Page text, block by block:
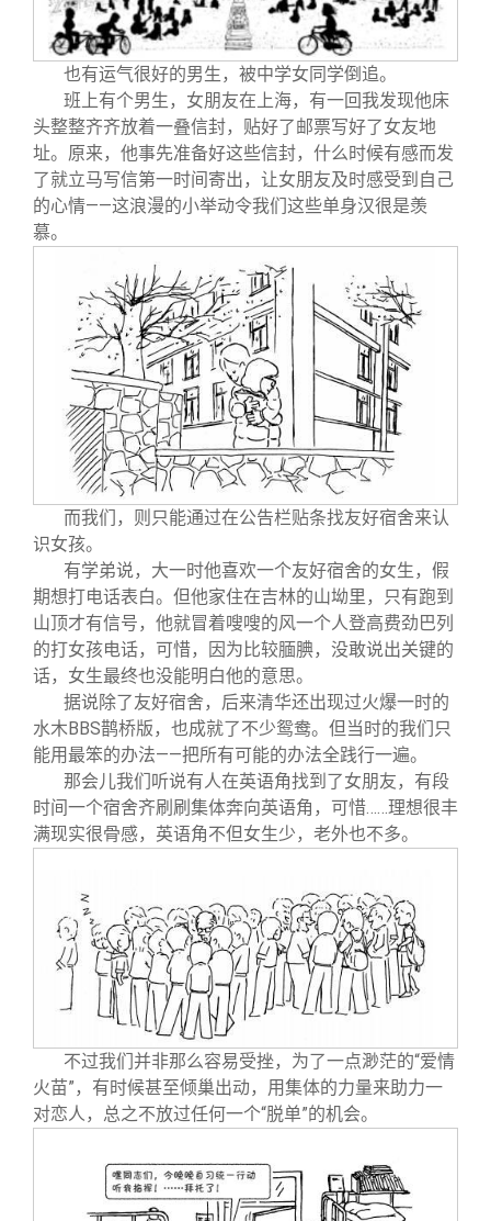
也有运气很好的男生，被中学女同学倒追。
班上有个男生，女朋友在上海，有一回我发现他床
头整整齐齐放着一叠信封，贴好了邮票写好了女友地
址。原来，他事先准备好这些信封，什么时候有感而发
了就立马写信第一时间寄出，让女朋友及时感受到自己
的心情——这浪漫的小举动令我们这些单身汉很是羡
慕。
而我们，则只能通过在公告栏贴条找友好宿舍来认
识女孩。
有学弟说，大一时他喜欢一个友好宿舍的女生，假
期想打电话表白。但他家住在吉林的山坳里，只有跑到
山顶才有信号，他就冒着嗖嗖的风一个人登高费劲巴列
的打女孩电话，可惜，因为比较腼腆，没敢说出关键的
话，女生最终也没能明白他的意思。
据说除了友好宿舍，后来清华还出现过火爆一时的
水木BBS鹊桥版，也成就了不少鸳鸯。但当时的我们只
能用最笨的办法——把所有可能的办法全践行一遍。
那会儿我们听说有人在英语角找到了女朋友，有段
时间一个宿舍齐刷刷集体奔向英语角，可惜……理想很丰
满现实很骨感，英语角不但女生少，老外也不多。
不过我们并非那么容易受挫，为了一点渺茫的“爱情
火苗”，有时候甚至倾巢出动，用集体的力量来助力一
对恋人，总之不放过任何一个“脱单”的机会。